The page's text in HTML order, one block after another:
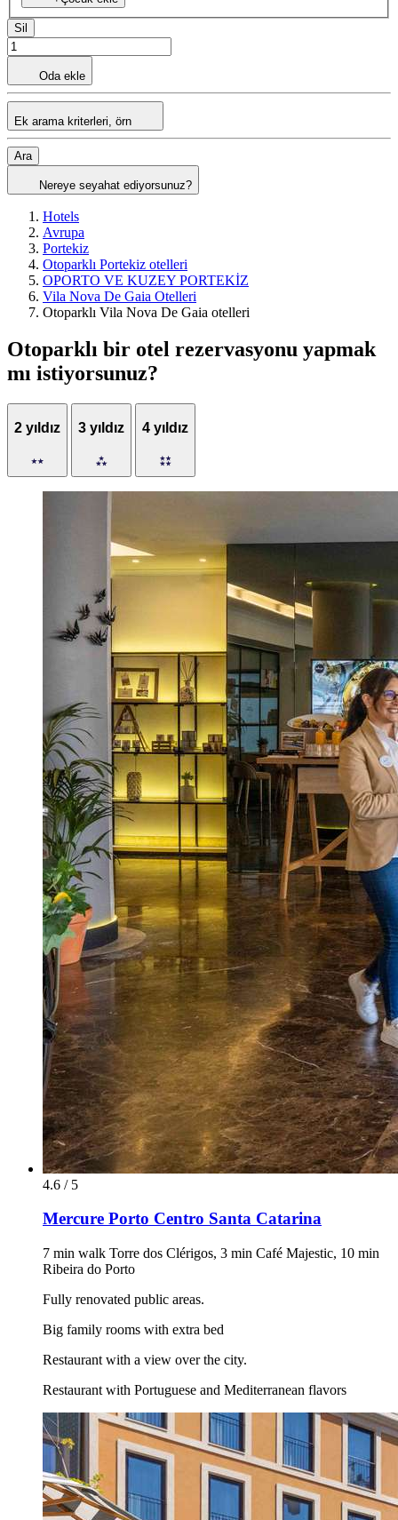
Sil
Oda ekle
Ek arama kriterleri, örn
Ara
Nereye seyahat ediyorsunuz?
Hotels
Avrupa
Portekiz
Otoparklı Portekiz otelleri
OPORTO VE KUZEY PORTEKİZ
Vila Nova De Gaia Otelleri
Otoparklı Vila Nova De Gaia otelleri
Otoparklı bir otel rezervasyonu yapmak
mı istiyorsunuz?
2 yıldız 3 yıldız 4 yıldız
4.6 / 5
Mercure Porto Centro Santa Catarina
7 min walk Torre dos Clérigos, 3 min Café Majestic, 10 min
Ribeira do Porto
Fully renovated public areas.
Big family rooms with extra bed
Restaurant with a view over the city.
Restaurant with Portuguese and Mediterranean flavors